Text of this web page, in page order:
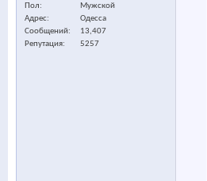
Пол
Мужской
Адрес
Одесса
Сообщений
13,407
Репутация
5257